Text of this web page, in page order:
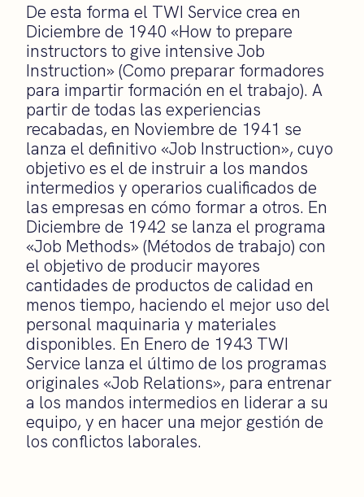
De esta forma el TWI Service crea en
Diciembre de 1940 «How to prepare
instructors to give intensive Job
Instruction» (Como preparar formadores
para impartir formación en el trabajo). A
partir de todas las experiencias
recabadas, en Noviembre de 1941 se
lanza el definitivo «Job Instruction», cuyo
objetivo es el de instruir a los mandos
intermedios y operarios cualificados de
las empresas en cómo formar a otros. En
Diciembre de 1942 se lanza el programa
«Job Methods» (Métodos de trabajo) con
el objetivo de producir mayores
cantidades de productos de calidad en
menos tiempo, haciendo el mejor uso del
personal maquinaria y materiales
disponibles. En Enero de 1943 TWI
Service lanza el último de los programas
originales «Job Relations», para entrenar
a los mandos intermedios en liderar a su
equipo, y en hacer una mejor gestión de
los conflictos laborales.